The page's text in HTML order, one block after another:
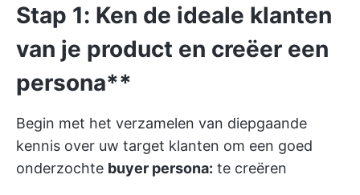
Stap 1: Ken de ideale klanten
van je product en creëer een
persona**
Begin met het verzamelen van diepgaande
kennis over uw target klanten om een goed
onderzochte buyer persona: te creëren